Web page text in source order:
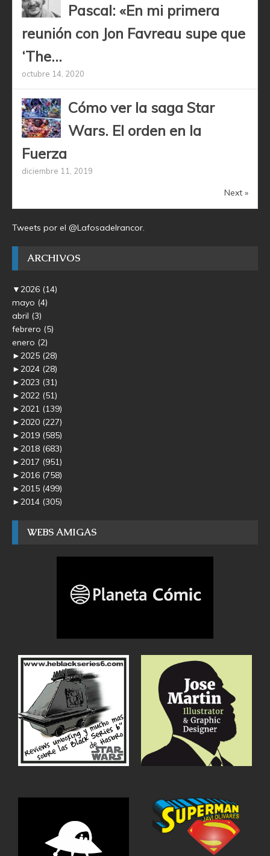
Pascal: «En mi primera
reunión con Jon Favreau supe que
‘The...
octubre 14, 2020
Cómo ver la saga Star
Wars. El orden en la
Fuerza
diciembre 11, 2019
Next »
Tweets por el @Lafosadelrancor.
ARCHIVOS
▼2026 (14)
mayo (4)
abril (3)
febrero (5)
enero (2)
►2025 (28)
►2024 (28)
►2023 (31)
►2022 (51)
►2021 (139)
►2020 (227)
►2019 (585)
►2018 (683)
►2017 (951)
►2016 (758)
►2015 (499)
►2014 (305)
WEBS AMIGAS